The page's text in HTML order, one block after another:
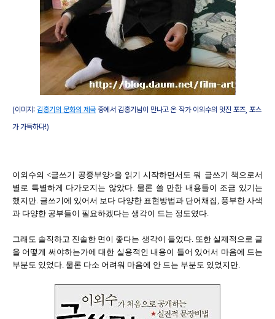
(이미지: 김홍기의 문화의 제국중에서 김홍기님이 만나고 온 작가 이외수의 멋진 포즈, 포스
가 가득하다!)
이외수의 <글쓰기 공중부양>을 읽기 시작하면서도 뭐 글쓰기 책으로서
별로 특별하게 다가오지는 않았다. 물론 쓸 만한 내용들이 조금 있기는
했지만. 글쓰기에 있어서 보다 다양한 표현방법과 단어채집, 풍부한 사색
과 다양한 공부들이 필요하겠다는 생각이 드는 정도였다.
그래도 솔직하고 진솔한 면이 좋다는 생각이 들었다. 또한 실제적으로 글
을 어떻게 써야하는가에 대한 실용적인 내용이 들어 있어서 마음에 드는
부분도 있었다. 물론 다소 어려워 마음에 안 드는 부분도 있었지만.